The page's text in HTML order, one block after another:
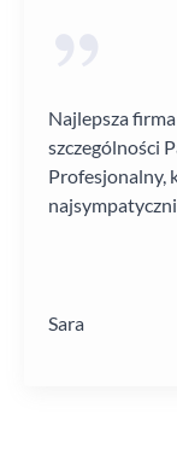
Najlepsza
szczególności
Profesjonalny,
Sara